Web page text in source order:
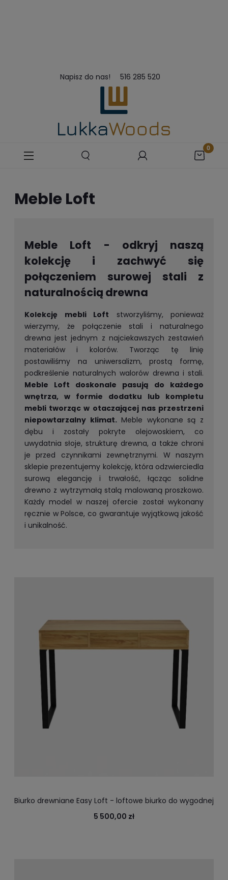
Napisz do nas! 516 285 520
Meble Loft
Meble Loft - odkryj naszą
kolekcję i zachwyć się
połączeniem surowej stali z
naturalnością drewna
Kolekcję mebli Loft stworzyliśmy, ponieważ
wierzymy, że połączenie stali i naturalnego
drewna jest jednym z najciekawszych zestawień
materiałów i kolorów. Tworząc tę linię
postawiliśmy na uniwersalizm, prostą formę,
podkreślenie naturalnych walorów drewna i stali.
Meble Loft doskonale pasują do każdego
wnętrza, w formie dodatku lub kompletu
mebli tworząc w otaczającej nas przestrzeni
niepowtarzalny klimat.Meble wykonane są z
dębu i zostały pokryte olejowoskiem, co
uwydatnia słoje, strukturę drewna, a także chroni
je przed czynnikami zewnętrznymi. W naszym
sklepie prezentujemy kolekcję, która odzwierciedla
surową elegancję i trwałość, łącząc solidne
drewno z wytrzymałą stalą malowaną proszkowo.
Każdy model w naszej ofercie został wykonany
ręcznie w Polsce, co gwarantuje wyjątkową jakość
i unikalność.
Biurko drewniane Easy Loft - loftowe biurko do wygodnej
pracy z wygodnymi szufladami otwieranymi na dotyk
5 500,00 zł